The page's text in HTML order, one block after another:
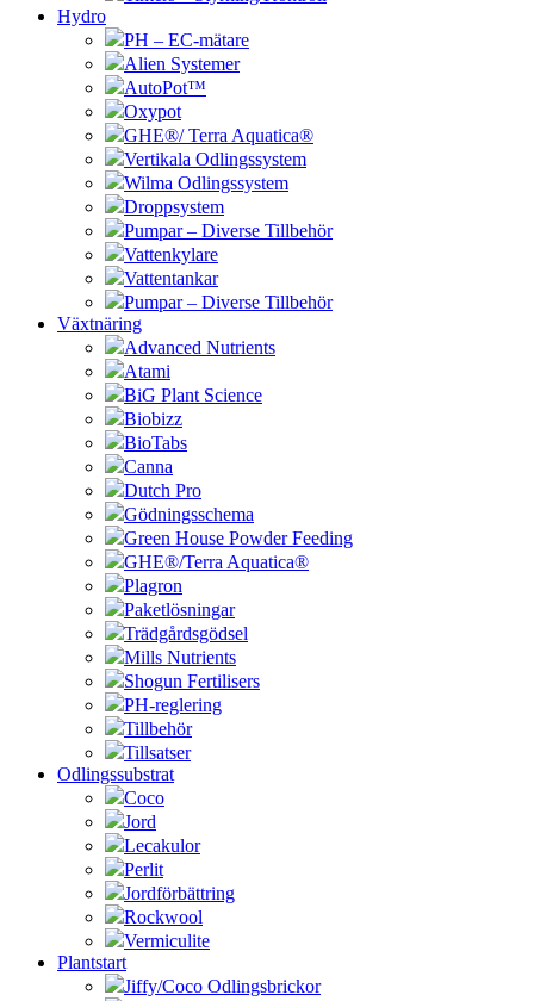
Hydro
PH – EC-mätare
Alien Systemer
AutoPot™
Oxypot
GHE®/ Terra Aquatica®
Vertikala Odlingssystem
Wilma Odlingssystem
Droppsystem
Pumpar – Diverse Tillbehör
Vattenkylare
Vattentankar
Pumpar – Diverse Tillbehör
Växtnäring
Advanced Nutrients
Atami
BiG Plant Science
Biobizz
BioTabs
Canna
Dutch Pro
Gödningsschema
Green House Powder Feeding
GHE®/Terra Aquatica®
Plagron
Paketlösningar
Trädgårdsgödsel
Mills Nutrients
Shogun Fertilisers
PH-reglering
Tillbehör
Tillsatser
Odlingssubstrat
Coco
Jord
Lecakulor
Perlit
Jordförbättring
Rockwool
Vermiculite
Plantstart
Jiffy/Coco Odlingsbrickor